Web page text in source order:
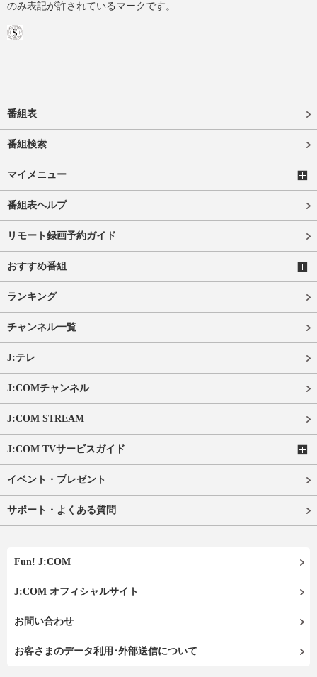
のみ表記が許されているマークです。
番組表
番組検索
マイメニュー
番組表ヘルプ
リモート録画予約ガイド
おすすめ番組
ランキング
チャンネル一覧
J:テレ
J:COMチャンネル
J:COM STREAM
J:COM TVサービスガイド
イベント・プレゼント
サポート・よくある質問
Fun! J:COM
J:COM オフィシャルサイト
お問い合わせ
お客さまのデータ利用･外部送信について